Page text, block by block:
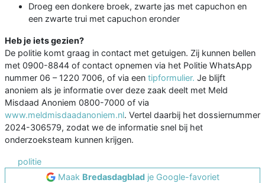
Droeg een donkere broek, zwarte jas met capuchon en
een zwarte trui met capuchon eronder
Heb je iets gezien?
De politie komt graag in contact met getuigen. Zij kunnen bellen
met 0900-8844 of contact opnemen via het Politie WhatsApp
nummer 06 – 1220 7006, of via een tipformulier. Je blijft
anoniem als je informatie over deze zaak deelt met Meld
Misdaad Anoniem 0800-7000 of via
www.meldmisdaadanoniem.nl. Vertel daarbij het dossiernummer
2024-306579, zodat we de informatie snel bij het
onderzoeksteam kunnen krijgen.
politie
Maak Bredasdagbladje Google-favoriet